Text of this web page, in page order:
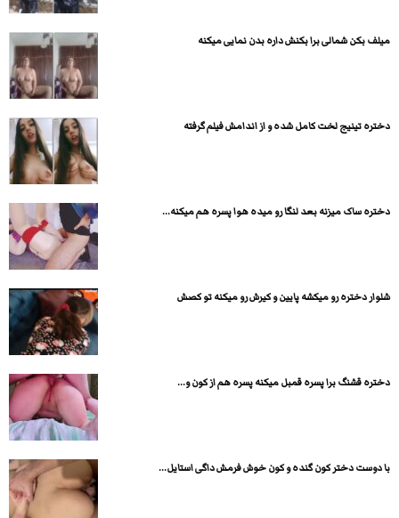
میلف بکن شمالی برا بکنش داره بدن نمایی میکنه
دختره تینیج لخت کامل شده و از اندامش فیلم گرفته
دختره ساک میزنه بعد لنگا رو میده هوا پسره هم میکنه...
شلوار دختره رو میکشه پایین و کیرش رو میکنه تو کصش
دختره قشنگ برا پسره قمبل میکنه پسره هم از کون و...
با دوست دختر کون گنده و کون خوش فرمش داگی استایل...